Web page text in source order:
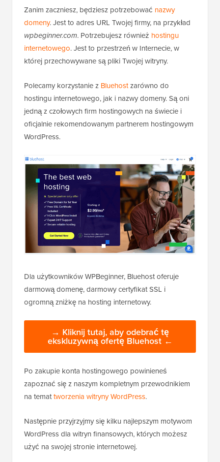
Zanim zaczniesz, będziesz potrzebować nazwy
domeny. Jest to adres URL Twojej firmy, na przykład
wpbeginner.com. Potrzebujesz również hostingu
internetowego. Jest to przestrzeń w Internecie, w
której przechowywane są pliki Twojej witryny.
Polecamy korzystanie z Bluehostzarówno do
hostingu internetowego, jak i nazwy domeny. Są oni
jedną z czołowych firm hostingowych na świecie i
oficjalnie rekomendowanym partnerem hostingowym
WordPress.
Dla użytkowników WPBeginner, Bluehost oferuje
darmową domenę, darmowy certyfikat SSL i
ogromną zniżkę na hosting internetowy.
→ Kliknij tutaj, aby odebrać tę
ekskluzywną ofertę Bluehost ←
Po zakupie konta hostingowego powinieneś
zapoznać się z naszym kompletnym przewodnikiem
na temattworzenia witryny WordPress.
Następnie przyjrzyjmy się kilku najlepszym motywom
WordPress dla witryn finansowych, których możesz
użyć na swojej stronie internetowej.